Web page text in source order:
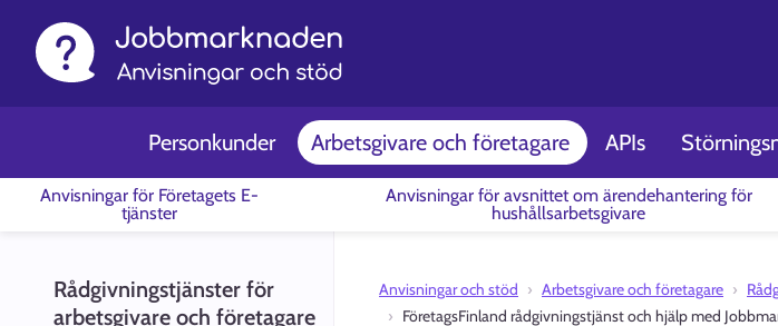
Personkunder Arbetsgivare och företagare APIs
Anvisningar för Företagets E-
tjänster
Anvisningar för avsnittet om ärendehantering för
hushållsarbetsgivare
Rådgivningstjänster för
arbetsgivare och företagare
Anvisningar och stöd⁠ Arbetsgivare och företagare
FöretagsFinland rådgivningstjänst och hjälp med